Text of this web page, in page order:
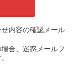
内容の確認メール
合、迷惑メールフ